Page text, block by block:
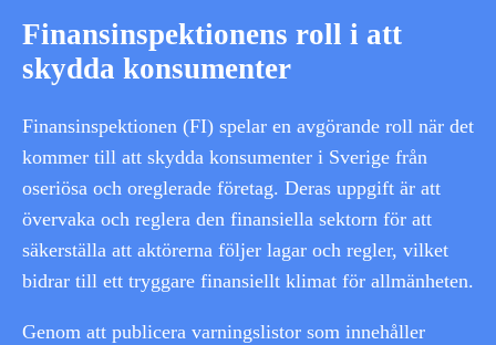
Finansinspektionens roll i att
skydda konsumenter
Finansinspektionen (FI) spelar en avgörande roll när det
kommer till att skydda konsumenter i Sverige från
oseriösa och oreglerade företag. Deras uppgift är att
övervaka och reglera den finansiella sektorn för att
säkerställa att aktörerna följer lagar och regler, vilket
bidrar till ett tryggare finansiellt klimat för allmänheten.
Genom att publicera varningslistor som innehåller